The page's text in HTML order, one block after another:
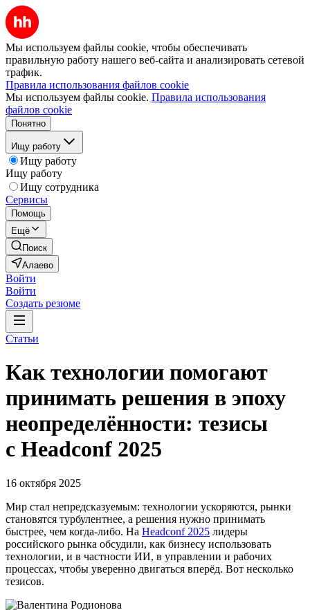
Мы используем файлы cookie, чтобы обеспечивать
правильную работу нашего веб-сайта и анализировать сетевой
трафик.
Правила использования файлов cookie
Мы используем файлы cookie. Правила использования
файлов cookie
Понятно
Ищу работу
Ищу работу
Ищу работу
Ищу сотрудника
Сервисы
Помощь
Ещё
Поиск
Алаево
Войти
Войти
Создать резюме
Статьи
Как технологии помогают
принимать решения в эпоху
неопределённости: тезисы
с Headconf 2025
16 октября 2025
Мир стал непредсказуемым: технологии ускоряются, рынки
становятся турбулентнее, а решения нужно принимать
быстрее, чем когда-либо. На Headсonf 2025 лидеры
российского рынка обсудили, как бизнесу использовать
технологии, и в частности ИИ, в управлении и рабочих
процессах, чтобы уверенно двигаться вперёд. Вот несколько
тезисов.